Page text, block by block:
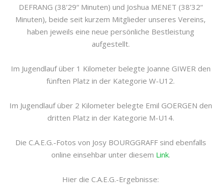
DEFRANG (38’29“ Minuten) und Joshua MENET (38’32“
Minuten), beide seit kurzem Mitglieder unseres Vereins,
haben jeweils eine neue persönliche Bestleistung
aufgestellt.
Im Jugendlauf über 1 Kilometer belegte Joanne GIWER den
fünften Platz in der Kategorie W-U12.
Im Jugendlauf über 2 Kilometer belegte Emil GOERGEN den
dritten Platz in der Kategorie M-U14.
Die C.A.E.G.-Fotos von Josy BOURGGRAFF sind ebenfalls
online einsehbar unter diesem Link.
Hier die C.A.E.G.-Ergebnisse: